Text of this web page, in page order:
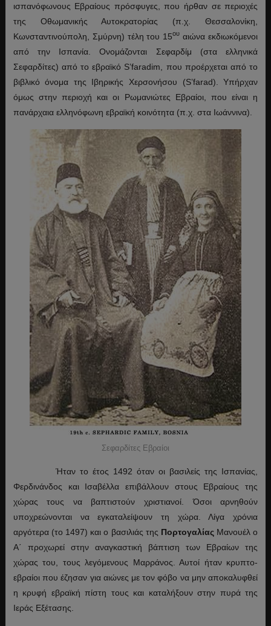
ισπανόφωνους Εβραίους πρόσφυγες, που ήρθαν σε περιοχές
της Οθωμανικής Αυτοκρατορίας (π.χ. Θεσσαλονίκη,
Κωνσταντινούπολη, Σμύρνη) τέλη του 15ου αιώνα εκδιωκόμενοι
από την Ισπανία. Ονομάζονται Σεφαρδίμ (στα ελληνικά
Σεφαρδίτες) από το εβραϊκό S’faradim, που προέρχεται από το
βιβλικό όνομα της Ιβηρικής Χερσονήσου (S’farad). Υπήρχαν
όμως στην περιοχή και οι Ρωμανιώτες Εβραίοι, που είναι η
πανάρχαια ελληνόφωνη εβραϊκή κοινότητα (π.χ. στα Ιωάννινα).
Σεφαρδίτες Εβραίοι
Ήταν το έτος 1492 όταν οι βασιλείς της Ισπανίας,
Φερδινάνδος και Ισαβέλλα επιβάλλουν στους Εβραίους της
χώρας τους να βαπτιστούν χριστιανοί. Όσοι αρνηθούν
υποχρεώνονται να εγκαταλείψουν τη χώρα. Λίγα χρόνια
αργότερα (το 1497) και ο βασιλιάς της Πορτογαλίας Μανουέλ ο
Α΄ προχωρεί στην αναγκαστική βάπτιση των Εβραίων της
χώρας του, τους λεγόμενους Μαρράνος. Αυτοί ήταν κρυπτο-
εβραίοι που έζησαν για αιώνες με τον φόβο να μην αποκαλυφθεί
η κρυφή εβραϊκή πίστη τους και καταλήξουν στην πυρά της
Ιεράς Εξέτασης.